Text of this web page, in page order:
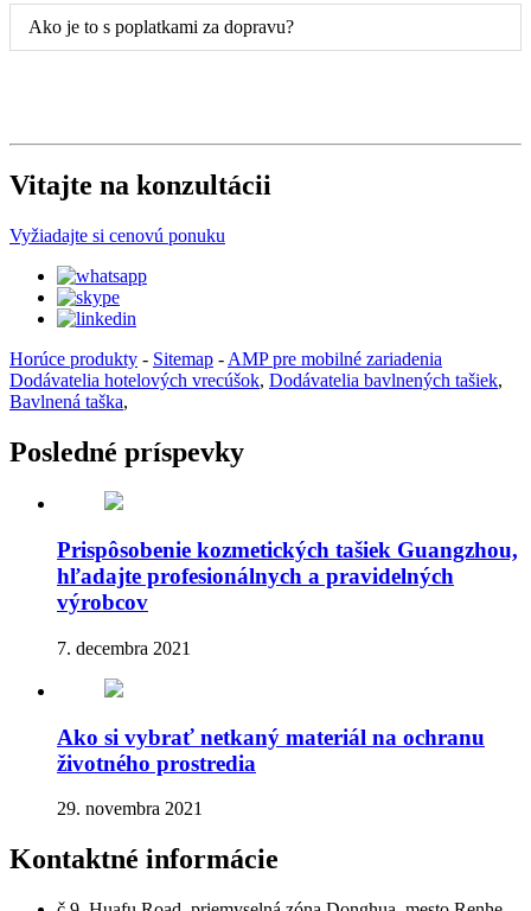
Ako je to s poplatkami za dopravu?
Vitajte na konzultácii
Vyžiadajte si cenovú ponuku
Horúce produkty - Sitemap - AMP pre mobilné zariadenia
Dodávatelia hotelových vrecúšok, Dodávatelia bavlnených tašiek,
Bavlnená taška,
Posledné príspevky
Prispôsobenie kozmetických tašiek Guangzhou,
hľadajte profesionálnych a pravidelných
výrobcov
7. decembra 2021
Ako si vybrať netkaný materiál na ochranu
životného prostredia
29. novembra 2021
Kontaktné informácie